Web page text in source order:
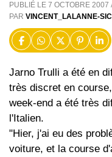
PUBLIÉ LE 7 OCTOBRE 2007
PAR VINCENT_LALANNE-
Jarno Trulli a été en
très discret en
week-end a été très
l'Italien.
"Hier, j'ai eu des
voiture, et la course